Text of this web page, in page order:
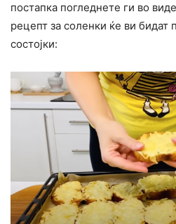
постапка погледнете ги во
рецепт за соленки ќе ви бидат
состојки: